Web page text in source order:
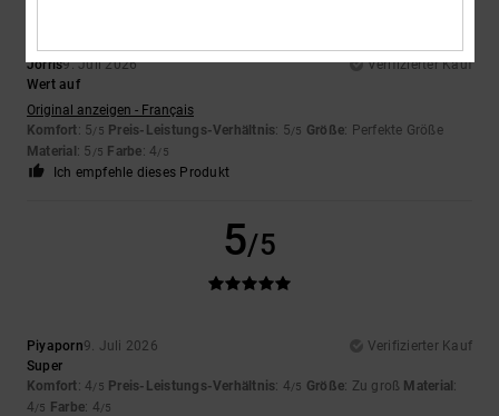
Jorris9. Juli 2026
Verifizierter Kauf
Wert auf
Original anzeigen - Français
Komfort: 5/5 Preis-Leistungs-Verhältnis: 5/5 Größe: Perfekte Größe
Material: 5 /5 Farbe: 4/5
Ich empfehle dieses Produkt
5/5
Piyaporn9. Juli 2026
Verifizierter Kauf
Super
Komfort: 4/5 Preis-Leistungs-Verhältnis: 4/5 Größe: Zu groß Material:
4/5 Farbe: 4/5